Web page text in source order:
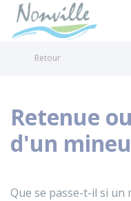
Retour
Retenue
d'un
Que se passe-t-il si